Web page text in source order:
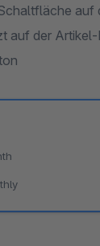
auf
auf der